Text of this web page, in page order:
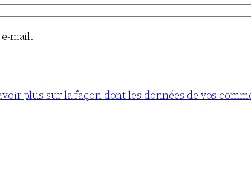
mail.
plus sur la façon dont les données de vos